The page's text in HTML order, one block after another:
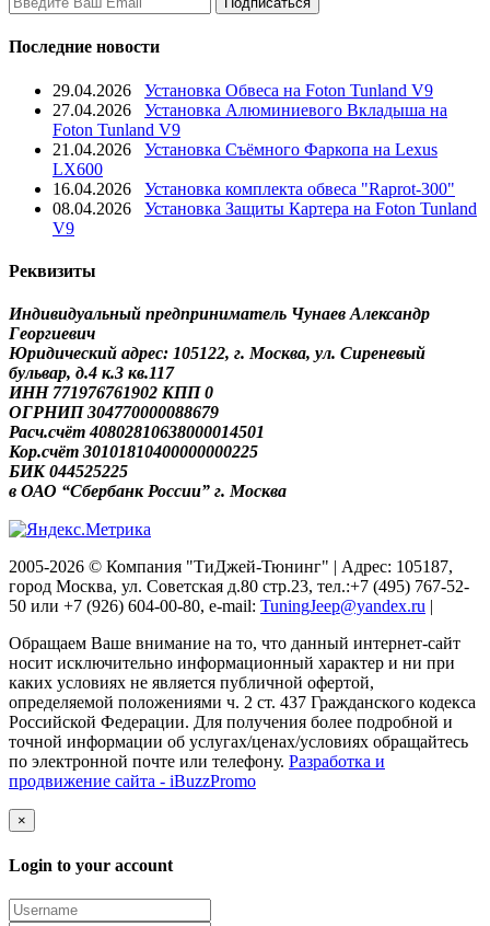
Последние новости
29.04.2026
Установка Обвеса на Foton Tunland V9
27.04.2026
Установка Алюминиевого Вкладыша на
Foton Tunland V9
21.04.2026
Установка Съёмного Фаркопа на Lexus
LX600
16.04.2026
Установка комплекта обвеса "Raprot-300"
08.04.2026
Установка Защиты Картера на Foton Tunland
V9
Реквизиты
Индивидуальный предприниматель Чунаев Александр
Георгиевич
Юридический адрес: 105122, г. Москва, ул. Сиреневый
бульвар, д.4 к.3 кв.117
ИНН 771976761902 КПП 0
ОГРНИП 304770000088679
Расч.счёт 40802810638000014501
Кор.счёт 30101810400000000225
БИК 044525225
в ОАО “Сбербанк России” г. Москва
2005-2026 © Компания "ТиДжей-Тюнинг" | Адрес: 105187,
город Москва, ул. Советская д.80 стр.23, тел.:+7 (495) 767-52-
50 или +7 (926) 604-00-80, e-mail: TuningJeep@yandex.ru |
Обращаем Ваше внимание на то, что данный интернет-сайт
носит исключительно информационный характер и ни при
каких условиях не является публичной офертой,
определяемой положениями ч. 2 ст. 437 Гражданского кодекса
Российской Федерации. Для получения более подробной и
точной информации об услугах/ценах/условиях обращайтесь
по электронной почте или телефону. Разработка и
продвижение сайта - iBuzzPromo
×
Login to your account